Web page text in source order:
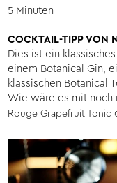
5 Minuten
COCKTAIL-TIPP VON
Dies ist ein
einem Botanical Gin,
klassischen Botanical
Wie wäre es mit
Rouge Grapefruit Tonic